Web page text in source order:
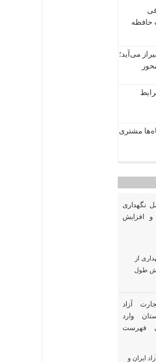
حافظه
می‌آید؛
مشتری
از
طول
ایران و